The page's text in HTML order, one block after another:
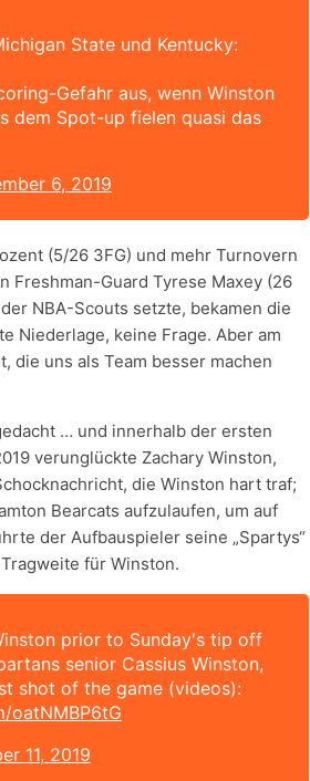
State und Kentucky:
Gefahr aus, wenn Winston
dem Spot-up fielen quasi das
6, 2019
(5/26 3FG) und mehr Turnovern
Freshman-Guard Tyrese Maxey (26
NBA-Scouts setzte, bekamen die
Niederlage, keine Frage. Aber am
die uns als Team besser machen
… und innerhalb der ersten
verunglückte Zachary Winston,
die Winston hart traf;
Bearcats aufzulaufen, um auf
der Aufbauspieler seine „Spartys“
für Winston.
prior to Sunday's tip off
senior Cassius Winston,
shot of the game (videos):
oatNMBP6tG
11, 2019